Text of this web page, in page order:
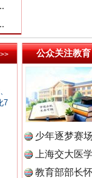
7
公众关注教育
少年逐梦赛
上海交大医
教育部部长